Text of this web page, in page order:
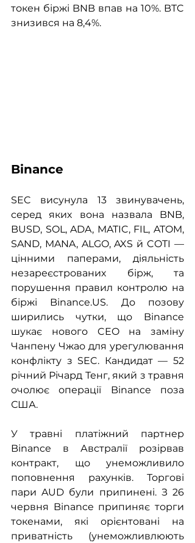
токен біржі BNB впав на 10%. BTC
знизився на 8,4%.
Binance
SEC висунула 13 звинувачень,
серед яких вона назвала BNB,
BUSD, SOL, ADA, MATIC, FIL, ATOM,
SAND, MANA, ALGO, AXS й COTI —
цінними паперами, діяльність
незареєстрованих бірж, та
порушення правил контролю на
біржі Binance.US. До позову
ширились чутки, що Binance
шукає нового CEO на заміну
Чанпену Чжао для урегулювання
конфлікту з SEC. Кандидат — 52
річний Річард Тенг, який з травня
очолює операції Binance поза
США.
У травні платіжний партнер
Binance в Австралії розірвав
контракт, що унеможливило
поповнення рахунків. Торгові
пари AUD були припинені. З 26
червня Binance припиняє торги
токенами, які орієнтовані на
приватність (унеможливлюють